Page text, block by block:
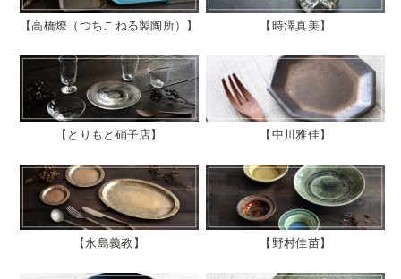
高橋燎（つちこねる製陶所） 時澤真美
とりもと硝子店 中川雅佳
永島義教 野村佳苗